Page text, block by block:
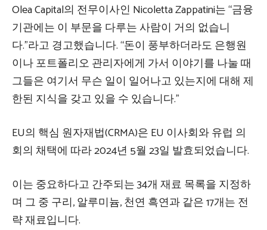
Olea Capital의 전무이사인 Nicoletta Zappatini는 “금융
기관에는 이 부문을 다루는 사람이 거의 없습니
다.”라고 경고했습니다. “돈이 풍부하더라도 은행원
이나 포트폴리오 관리자에게 가서 이야기를 나눌 때
그들은 여기서 무슨 일이 일어나고 있는지에 대해 제
한된 지식을 갖고 있을 수 있습니다.”
EU의 핵심 원자재법(CRMA)은 EU 이사회와 유럽 의
회의 채택에 따라 2024년 5월 23일 발효되었습니다.
이는 중요하다고 간주되는 34개 재료 목록을 지정하
며 그 중 구리, 알루미늄, 천연 흑연과 같은 17개는 전
략 재료입니다.